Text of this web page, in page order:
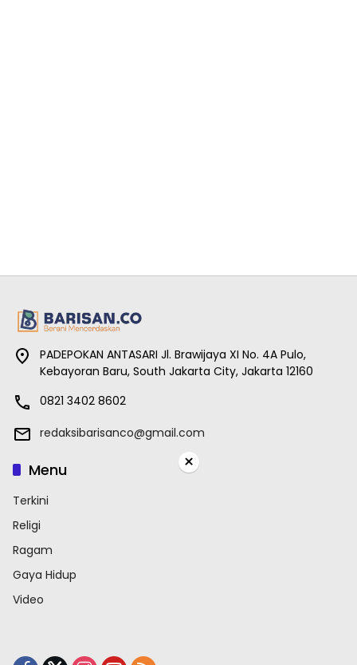
PADEPOKAN ANTASARI Jl. Brawijaya XI No. 4A Pulo,
Kebayoran Baru, South Jakarta City, Jakarta 12160
0821 3402 8602
redaksibarisanco@gmail.com
Menu
Terkini
Religi
Ragam
Gaya Hidup
Video
×